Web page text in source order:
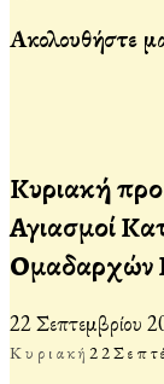
Ακολουθήστε
Κυριακή
Αγιασμοί
Ομαδαρχών
22 Σεπτεμβρίου
Κυριακή22